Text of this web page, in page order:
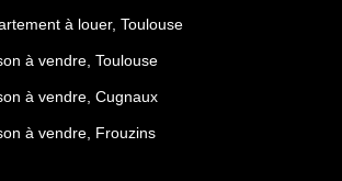
à louer, Toulouse
à vendre, Toulouse
à vendre, Cugnaux
à vendre, Frouzins